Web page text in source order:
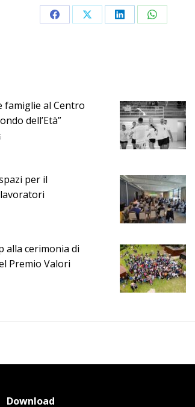
CondividiCondividiCondividiCondividi
famiglie al Centro
dell’Età”
per il
alla cerimonia di
Premio Valori
Download